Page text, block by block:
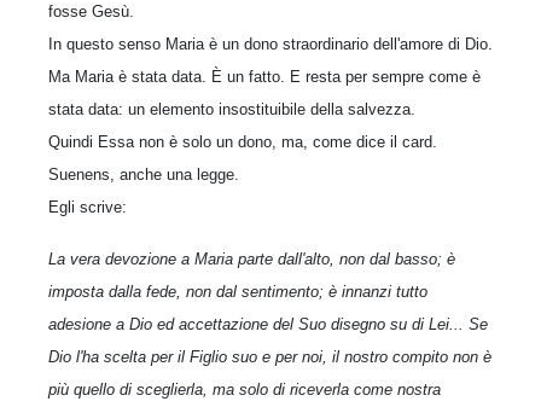
fosse Gesù.
In questo senso Maria è un dono straordinario dell'amore di Dio.
Ma Maria è stata data. È un fatto. E resta per sempre come è
stata data: un elemento insostituibile della salvezza.
Quindi Essa non è solo un dono, ma, come dice il card.
Suenens, anche una legge.
Egli scrive:
La vera devozione a Maria parte dall'alto, non dal basso; è
imposta dalla fede, non dal sentimento; è innanzi tutto
adesione a Dio ed accettazione del Suo disegno su di Lei... Se
Dio l'ha scelta per il Figlio suo e per noi, il nostro compito non è
più quello di sceglierla, ma solo di riceverla come nostra